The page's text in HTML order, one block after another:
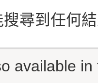
尋到任何
available